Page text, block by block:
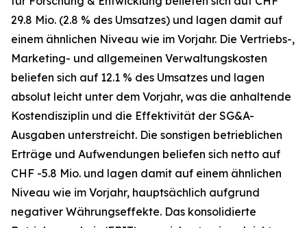
29.8 Mio. (2.8 % des Umsatzes) und lagen damit auf
einem ähnlichen Niveau wie im Vorjahr. Die Vertriebs-,
Marketing- und allgemeinen Verwaltungskosten
beliefen sich auf 12.1 % des Umsatzes und lagen
absolut leicht unter dem Vorjahr, was die anhaltende
Kostendisziplin und die Effektivität der SG&A-
Ausgaben unterstreicht. Die sonstigen betrieblichen
Erträge und Aufwendungen beliefen sich netto auf
CHF -5.8 Mio. und lagen damit auf einem ähnlichen
Niveau wie im Vorjahr, hauptsächlich aufgrund
negativer Währungseffekte. Das konsolidierte